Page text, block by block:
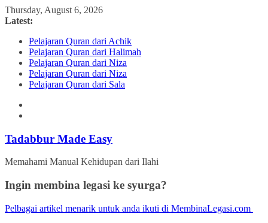
Skip
to
Thursday, August 6, 2026
Latest:
Pelajaran Quran dari Achik
Pelajaran Quran dari Halimah
Pelajaran Quran dari Niza
Pelajaran Quran dari Niza
Pelajaran Quran dari Sala
Tadabbur Made Easy
Memahami Manual Kehidupan dari Ilahi
Ingin membina legasi ke syurga?
Pelbagai artikel menarik untuk anda ikuti di MembinaLegasi.com